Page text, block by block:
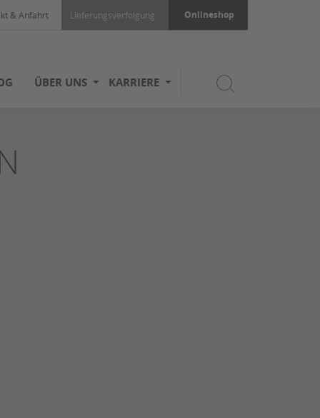
& Anfahrt Lieferungsverfolgung Onlineshop
ÜBER UNS KARRIERE